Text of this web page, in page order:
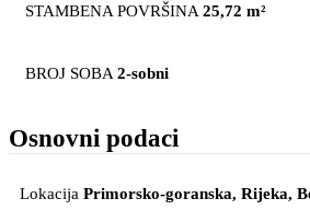
STAMBENA POVRŠINA 25,72 m²
BROJ SOBA 2-sobni
Osnovni podaci
Lokacija Primorsko-goranska, Rijeka,